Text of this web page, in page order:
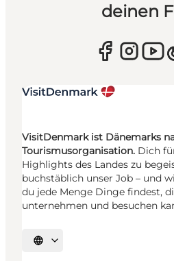
deinen
VisitDenmark ist Dänemarks
Tourismusorganisation. Dich
Highlights des Landes zu
buchstäblich unser Job – und
du jede Menge Dinge findest,
unternehmen und besuchen
Sprache auswählen